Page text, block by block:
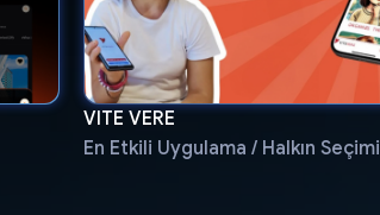
VITE VERE
En Etkili Uygulama / Halkın Seçimi